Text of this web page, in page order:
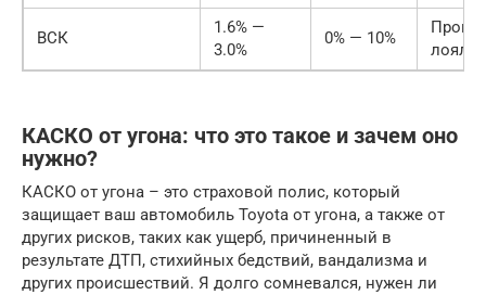
ВСК
1.6% —
3.0%
0% — 10%
КАСКО от угона: что это такое и зачем оно
нужно?
КАСКО от угона – это страховой полис, который
защищает ваш автомобиль Toyota от угона, а также от
других рисков, таких как ущерб, причиненный в
результате ДТП, стихийных бедствий, вандализма и
других происшествий. Я долго сомневался, нужен ли